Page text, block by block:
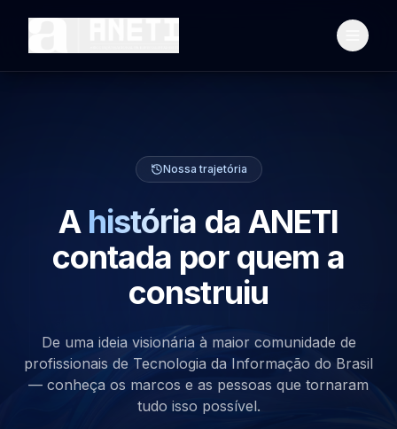
Nossa trajetória
A história da ANETI
contada por quem a
construiu
De uma ideia visionária à maior comunidade de
profissionais de Tecnologia da Informação do Brasil
— conheça os marcos e as pessoas que tornaram
tudo isso possível.